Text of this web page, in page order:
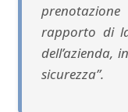
rapporto di
dell’azienda,
sicurezza”.